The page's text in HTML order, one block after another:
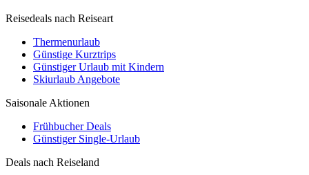
Reisedeals nach Reiseart
Thermenurlaub
Günstige Kurztrips
Günstiger Urlaub mit Kindern
Skiurlaub Angebote
Saisonale Aktionen
Frühbucher Deals
Günstiger Single-Urlaub
Deals nach Reiseland